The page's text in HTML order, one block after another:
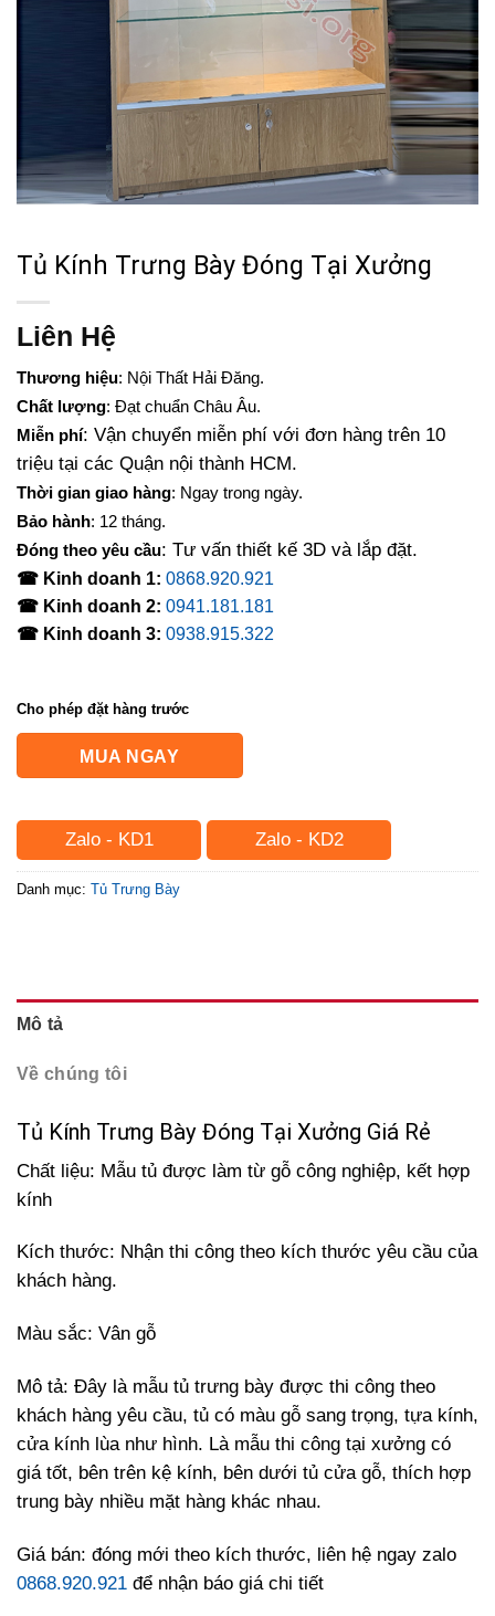
Tủ Kính Trưng Bày Đóng Tại Xưởng
Liên Hệ
Thương hiệu: Nội Thất Hải Đăng.
Chất lượng: Đạt chuẩn Châu Âu.
Miễn phí: Vận chuyển miễn phí với đơn hàng trên 10
triệu tại các Quận nội thành HCM.
Thời gian giao hàng: Ngay trong ngày.
Bảo hành: 12 tháng.
Đóng theo yêu cầu: Tư vấn thiết kế 3D và lắp đặt.
☎ Kinh doanh 1: 0868.920.921
☎ Kinh doanh 2: 0941.181.181
☎ Kinh doanh 3: 0938.915.322
Cho phép đặt hàng trước
MUA NGAY
Zalo - KD1 Zalo - KD2
Danh mục: Tủ Trưng Bày
Mô tả
Về chúng tôi
Tủ Kính Trưng Bày Đóng Tại Xưởng Giá Rẻ
Chất liệu: Mẫu tủ được làm từ gỗ công nghiệp, kết hợp
kính
Kích thước: N hận thi công theo kích thước yêu cầu của
khách hàng.
Màu sắc: Vân gỗ
Mô tả: Đây là mẫu tủ trưng bày được thi công theo
khách hàng yêu cầu, tủ có màu gỗ sang trọng, tựa kính,
cửa kính lùa như hình. Là mẫu thi công tại xưởng có
giá tốt, bên trên kệ kính, bên dưới tủ cửa gỗ, thích hợp
trung bày nhiều mặt hàng khác nhau.
Giá bán: đóng mới theo kích thước, liên hệ ngay zalo
0868.920.921 để nhận báo giá chi tiết